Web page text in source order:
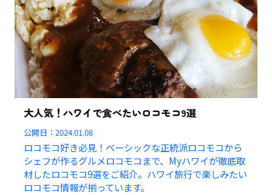
大人気！ハワイで食べたいロコモコ9選
公開日：2024.01.08
ロコモコ好き必見！ベーシックな正統派ロコモコから
シェフが作るグルメロコモコまで、Myハワイが徹底取
材したロコモコ9選をご紹介。ハワイ旅行で楽しみたい
ロコモコ情報が揃っています。